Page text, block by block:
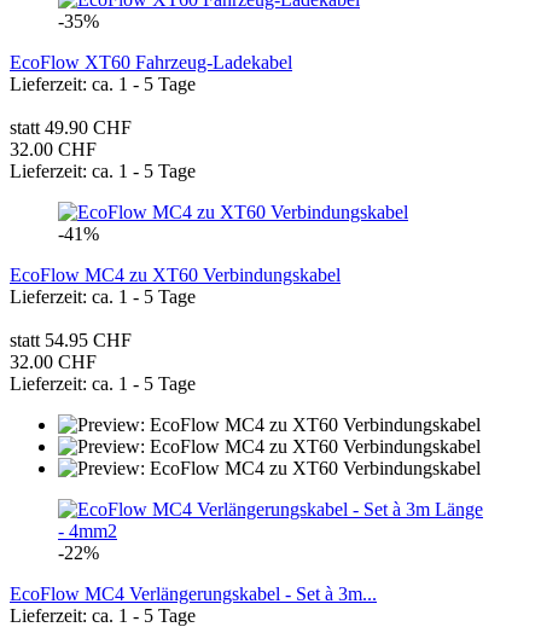
-35%
EcoFlow XT60 Fahrzeug-Ladekabel
Lieferzeit: ca. 1 - 5 Tage
statt 49.90 CHF
32.00 CHF
Lieferzeit: ca. 1 - 5 Tage
-41%
EcoFlow MC4 zu XT60 Verbindungskabel
Lieferzeit: ca. 1 - 5 Tage
statt 54.95 CHF
32.00 CHF
Lieferzeit: ca. 1 - 5 Tage
-22%
EcoFlow MC4 Verlängerungskabel - Set à 3m...
Lieferzeit: ca. 1 - 5 Tage